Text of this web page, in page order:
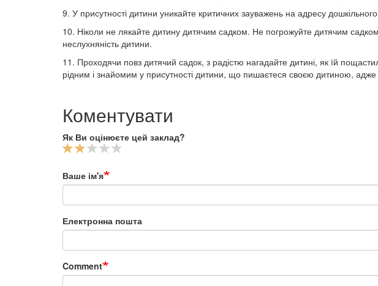
9. У присутності дитини уникайте критичних зауважень на адресу дошкільного
10. Ніколи не лякайте дитину дитячим садком. Не погрожуйте дитячим
неслухняність дитини.
11. Проходячи повз дитячий садок, з радістю нагадайте дитині, як їй
рідним і знайомим у присутності дитини, що пишаєтеся своєю дитиною, адже
Коментувати
Як Ви оцінюєте цей заклад?
Ваше ім'я
Електронна пошта
Comment